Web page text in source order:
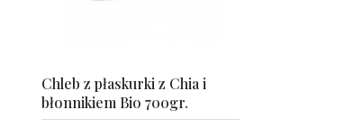
Chleb z płaskurki z Chia i
błonnikiem Bio 700gr.